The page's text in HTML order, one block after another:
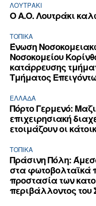
ΛΟΥΤΡΆΚΙ
Ο Α.Ο. Λουτράκι
ΤΟΠΙΚΑ
Ένωση
Νοσοκομείου
κατάρρευσης
Τμήματος
ΕΛΛΆΔΑ
Πόρτο Γερμενό:
επιχειρησιακή
ετοιμάζουν οι
ΤΟΠΙΚΑ
Πράσινη Πόλη:
στα φωτοβολταϊκά
προστασία των
περιβάλλοντος του